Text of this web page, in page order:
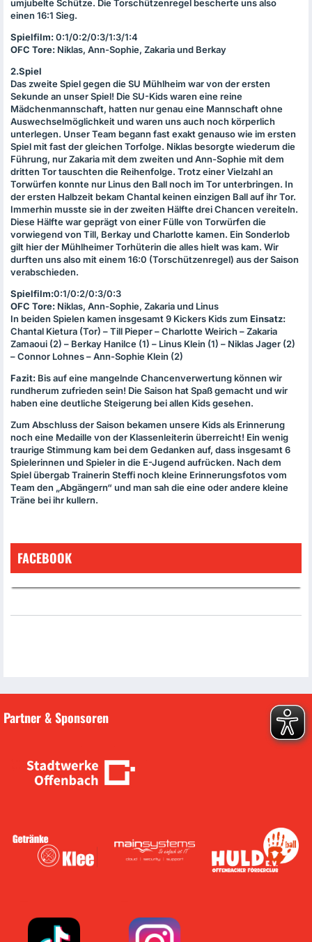
umjubelte Schütze. Die Torschützenregel bescherte uns also
einen 16:1 Sieg.
Spielfilm:0:1/0:2/0:3/1:3/1:4
OFC Tore: Niklas, Ann-Sophie, Zakaria und Berkay
2.Spiel
Das zweite Spiel gegen die SU Mühlheim war von der ersten
Sekunde an unser Spiel! Die SU-Kids waren eine reine
Mädchenmannschaft, hatten nur genau eine Mannschaft ohne
Auswechselmöglichkeit und waren uns auch noch körperlich
unterlegen. Unser Team begann fast exakt genauso wie im ersten
Spiel mit fast der gleichen Torfolge. Niklas besorgte wiederum die
Führung, nur Zakaria mit dem zweiten und Ann-Sophie mit dem
dritten Tor tauschten die Reihenfolge. Trotz einer Vielzahl an
Torwürfen konnte nur Linus den Ball noch im Tor unterbringen. In
der ersten Halbzeit bekam Chantal keinen einzigen Ball auf ihr Tor.
Immerhin musste sie in der zweiten Hälfte drei Chancen vereiteln.
Diese Hälfte war geprägt von einer Fülle von Torwürfen die
vorwiegend von Till, Berkay und Charlotte kamen. Ein Sonderlob
gilt hier der Mühlheimer Torhüterin die alles hielt was kam. Wir
durften uns also mit einem 16:0 (Torschützenregel) aus der Saison
verabschieden.
Spielfilm:0:1/0:2/0:3/0:3
OFC Tore: Niklas, Ann-Sophie, Zakaria und Linus
In beiden Spielen kamen insgesamt 9 Kickers Kids zum Einsatz:
Chantal Kietura (Tor) – Till Pieper – Charlotte Weirich – Zakaria
Zamaoui (2) – Berkay Hanilce (1) – Linus Klein (1) – Niklas Jager (2)
– Connor Lohnes – Ann-Sophie Klein (2)
Fazit: Bis auf eine mangelnde Chancenverwertung können wir
rundherum zufrieden sein! Die Saison hat Spaß gemacht und wir
haben eine deutliche Steigerung bei allen Kids gesehen.
Zum Abschluss der Saison bekamen unsere Kids als Erinnerung
noch eine Medaille von der Klassenleiterin überreicht! Ein wenig
traurige Stimmung kam bei dem Gedanken auf, dass insgesamt 6
Spielerinnen und Spieler in die E-Jugend aufrücken. Nach dem
Spiel übergab Trainerin Steffi noch kleine Erinnerungsfotos vom
Team den „Abgängern“ und man sah die eine oder andere kleine
Träne bei ihr kullern.
FACEBOOK
Partner & Sponsoren